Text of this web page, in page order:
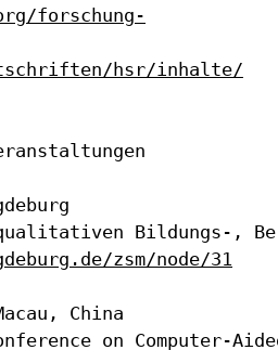
forschung-
hsr/inhalte/
zsm/node/31
China